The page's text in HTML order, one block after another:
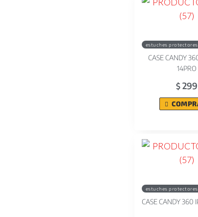
estuches protectores
CASE CANDY
14PRO
$299
estuches protectores
CASE CANDY 360